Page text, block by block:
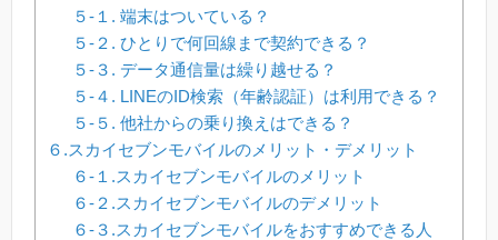
５-１. 端末はついている？
５-２. ひとりで何回線まで契約できる？
５-３. データ通信量は繰り越せる？
５-４. LINEのID検索（年齢認証）は利用できる？
５-５. 他社からの乗り換えはできる？
６.スカイセブンモバイルのメリット・デメリット
６-１.スカイセブンモバイルのメリット
６-２.スカイセブンモバイルのデメリット
６-３.スカイセブンモバイルをおすすめできる人